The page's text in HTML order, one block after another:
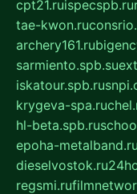
cpt21.ruispecspb.ru
tae-kwon.ru
archery161.ru
sarmiento.spb.su
iskatour.spb.ru
krygeva-spa.ru
hl-beta.spb.ru
epoha-metalband.ru
dieselvostok.ru
regsmi.ru